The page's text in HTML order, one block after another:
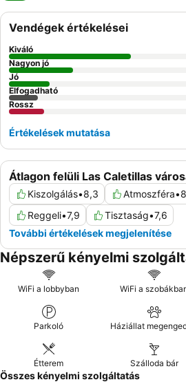
Átlagon felüli Las Caletillas
Kiszolgálás•8,3 Atmoszféra•
Reggeli•7,9 Tisztaság•7,6
További értékelések megjelenítése
Vendégek értékelései
Kiváló
Nagyon jó
Jó
Elfogadható
Rossz
Értékelések mutatása
Népszerű kényelmi
WiFi a lobbyban WiFi a
Parkoló Háziállat
Étterem Szálloda bár
Összes kényelmi szolgáltatás